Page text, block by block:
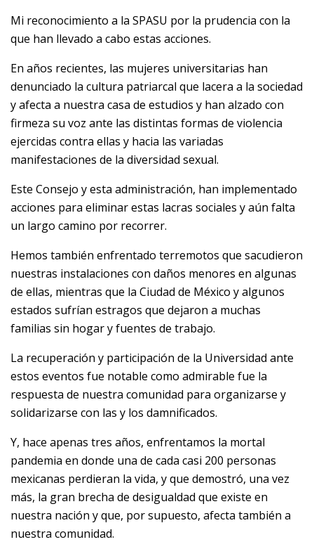
Mi reconocimiento a la SPASU por la prudencia con la
que han llevado a cabo estas acciones.
En años recientes, las mujeres universitarias han
denunciado la cultura patriarcal que lacera a la sociedad
y afecta a nuestra casa de estudios y han alzado con
firmeza su voz ante las distintas formas de violencia
ejercidas contra ellas y hacia las variadas
manifestaciones de la diversidad sexual.
Este Consejo y esta administración, han implementado
acciones para eliminar estas lacras sociales y aún falta
un largo camino por recorrer.
Hemos también enfrentado terremotos que sacudieron
nuestras instalaciones con daños menores en algunas
de ellas, mientras que la Ciudad de México y algunos
estados sufrían estragos que dejaron a muchas
familias sin hogar y fuentes de trabajo.
La recuperación y participación de la Universidad ante
estos eventos fue notable como admirable fue la
respuesta de nuestra comunidad para organizarse y
solidarizarse con las y los damnificados.
Y, hace apenas tres años, enfrentamos la mortal
pandemia en donde una de cada casi 200 personas
mexicanas perdieran la vida, y que demostró, una vez
más, la gran brecha de desigualdad que existe en
nuestra nación y que, por supuesto, afecta también a
nuestra comunidad.